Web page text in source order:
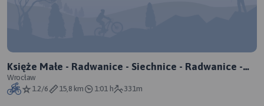
Księże Małe - Radwanice - Siechnice - Radwanice -
Księże Małe
Wrocław
1.2/6
15,8 km 1:01 h 331m